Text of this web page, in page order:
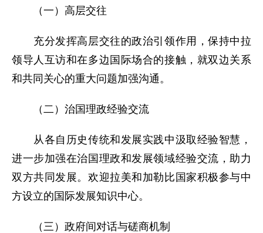
（一）高层交往
充分发挥高层交往的政治引领作用，保持中拉
领导人互访和在多边国际场合的接触，就双边关系
和共同关心的重大问题加强沟通。
（二）治国理政经验交流
从各自历史传统和发展实践中汲取经验智慧，
进一步加强在治国理政和发展领域经验交流，助力
双方共同发展。欢迎拉美和加勒比国家积极参与中
方设立的国际发展知识中心。
（三）政府间对话与磋商机制